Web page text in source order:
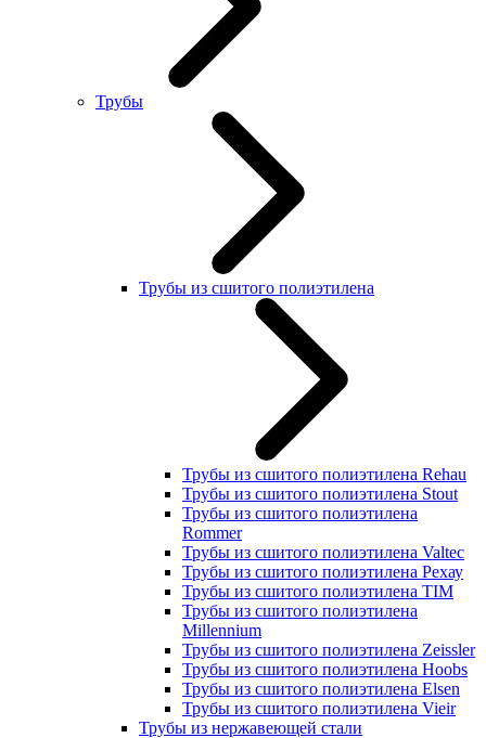
Трубы
Трубы из сшитого полиэтилена
Трубы из сшитого полиэтилена Rehau
Трубы из сшитого полиэтилена Stout
Трубы из сшитого полиэтилена
Rommer
Трубы из сшитого полиэтилена Valtec
Трубы из сшитого полиэтилена Рехау
Трубы из сшитого полиэтилена TIM
Трубы из сшитого полиэтилена
Millennium
Трубы из сшитого полиэтилена Zeissler
Трубы из сшитого полиэтилена Hoobs
Трубы из сшитого полиэтилена Elsen
Трубы из сшитого полиэтилена Vieir
Трубы из нержавеющей стали